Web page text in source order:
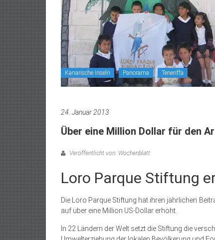
Kanarische Inseln Panorama Teneriffa
24. Januar 2013
Über eine Million Dollar für den
Veröffentlicht von: Wochenblatt
Loro Parque Stiftung
Die Loro Parque Stiftung hat ihren jährlichen
auf über eine Million US-Dollar erhöht.
In 22 Ländern der Welt setzt die Stiftung die